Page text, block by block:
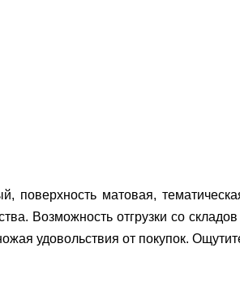
матовая,
Возможность отгрузки со
удовольствия от покупок.